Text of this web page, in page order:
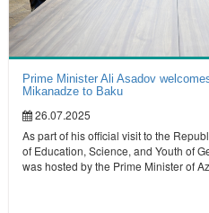
Prime Minister Ali Asadov
Mikanadze to Baku
26.07.2025
As part of his official visit to the
of Education, Science, and Youth of
was hosted by the Prime Minister of